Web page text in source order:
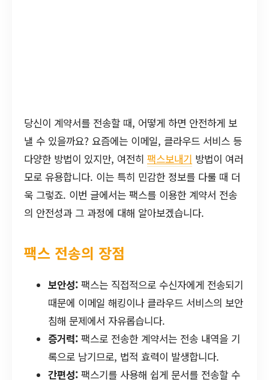
당신이 계약서를 전송할 때, 어떻게 하면 안전하게 보
낼 수 있을까요? 요즘에는 이메일, 클라우드 서비스 등
다양한 방법이 있지만, 여전히 팩스보내기 방법이 여러
모로 유용합니다. 이는 특히 민감한 정보를 다룰 때 더
욱 그렇죠. 이번 글에서는 팩스를 이용한 계약서 전송
의 안전성과 그 과정에 대해 알아보겠습니다.
팩스 전송의 장점
보안성: 팩스는 직접적으로 수신자에게 전송되기
때문에 이메일 해킹이나 클라우드 서비스의 보안
침해 문제에서 자유롭습니다.
증거력: 팩스로 전송한 계약서는 전송 내역을 기
록으로 남기므로, 법적 효력이 발생합니다.
간편성: 팩스기를 사용해 쉽게 문서를 전송할 수